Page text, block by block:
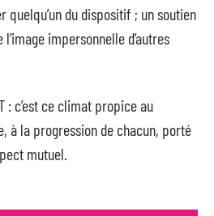
du dispositif ; un soutien
impersonnelle d’autres
: c’est ce climat propice au
à la progression de chacun, porté
mutuel.